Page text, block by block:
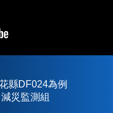
縣DF024為例
減災監測組